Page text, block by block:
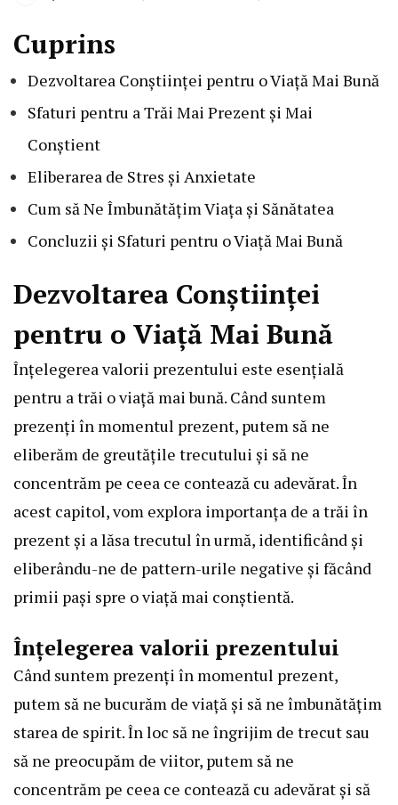
Cuprins
Dezvoltarea Conștiinței pentru o Viață Mai Bună
Sfaturi pentru a Trăi Mai Prezent și Mai
Conștient
Eliberarea de Stres și Anxietate
Cum să Ne Îmbunătățim Viața și Sănătatea
Concluzii și Sfaturi pentru o Viață Mai Bună
Dezvoltarea Conștiinței
pentru o Viață Mai Bună
Înțelegerea valorii prezentului este esențială
pentru a trăi o viață mai bună. Când suntem
prezenți în momentul prezent, putem să ne
eliberăm de greutățile trecutului și să ne
concentrăm pe ceea ce contează cu adevărat. În
acest capitol, vom explora importanța de a trăi în
prezent și a lăsa trecutul în urmă, identificând și
eliberându-ne de pattern-urile negative și făcând
primii pași spre o viață mai conștientă.
Înțelegerea valorii prezentului
Când suntem prezenți în momentul prezent,
putem să ne bucurăm de viață și să ne îmbunătățim
starea de spirit. În loc să ne îngrijim de trecut sau
să ne preocupăm de viitor, putem să ne
concentrăm pe ceea ce contează cu adevărat și să